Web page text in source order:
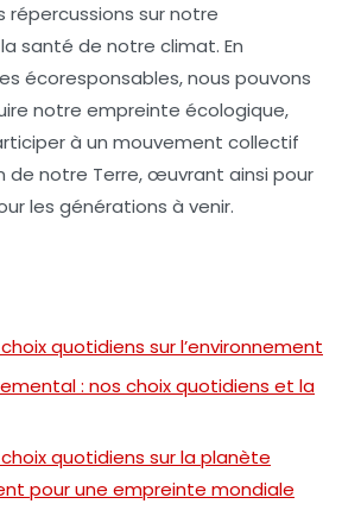
répercussions sur notre
santé de notre climat. En
écoresponsables, nous pouvons
notre empreinte écologique,
à un mouvement collectif
de notre Terre, œuvrant ainsi pour
les générations à venir.
quotidiens sur l’environnement
: nos choix quotidiens et la
quotidiens sur la planète
pour une empreinte mondiale